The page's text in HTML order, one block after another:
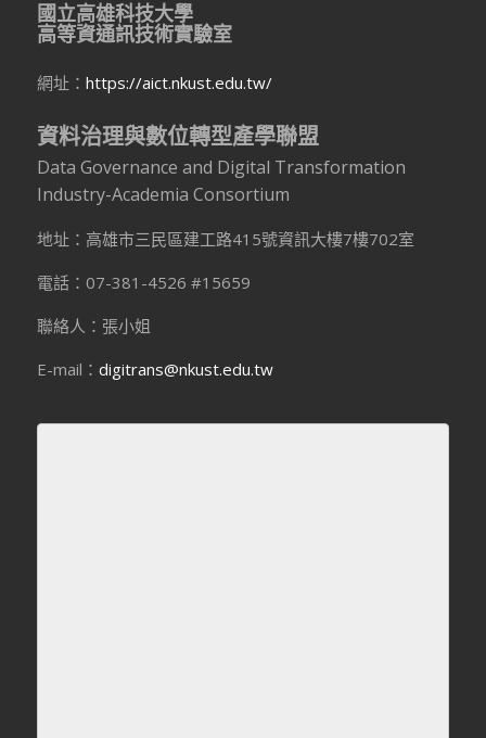
國立高雄科技大學
高等資通訊技術實驗室
網址：https://aict.nkust.edu.tw/
資料治理與數位轉型產學聯盟
Data Governance and Digital Transformation
Industry-Academia Consortium
地址：高雄市三民區建工路415號資訊大樓7樓702室
電話：07-381-4526 #15659
聯絡人：張小姐
E-mail：digitrans@nkust.edu.tw